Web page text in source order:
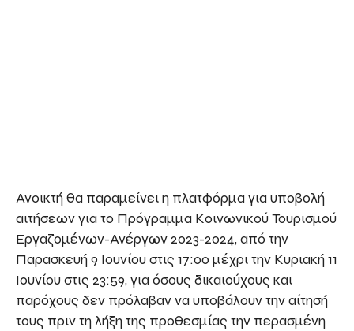
Ανοικτή θα παραμείνει η πλατφόρμα για υποβολή
αιτήσεων για το Πρόγραμμα Κοινωνικού Τουρισμού
Εργαζομένων-Ανέργων 2023-2024, από την
Παρασκευή 9 Ιουνίου στις 17:00 μέχρι την Κυριακή 11
Ιουνίου στις 23:59, για όσους δικαιούχους και
παρόχους δεν πρόλαβαν να υποβάλουν την αίτησή
τους πριν τη λήξη της προθεσμίας την περασμένη